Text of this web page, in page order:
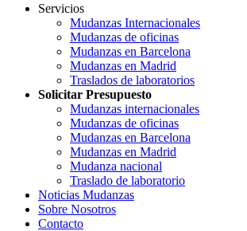
Servicios
Mudanzas Internacionales
Mudanzas de oficinas
Mudanzas en Barcelona
Mudanzas en Madrid
Traslados de laboratorios
Solicitar Presupuesto
Mudanzas internacionales
Mudanzas de oficinas
Mudanzas en Barcelona
Mudanzas en Madrid
Mudanza nacional
Traslado de laboratorio
Noticias Mudanzas
Sobre Nosotros
Contacto